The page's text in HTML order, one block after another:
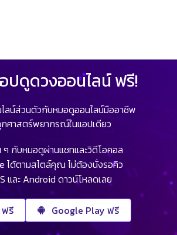
ปดูดวงออนไลน์ ฟรี!
ลน์ส่วนตัวกับหมอดูออนไลน์มืออาชีพ
ศาสตร์พยากรณ์ในแอปเดียว
กับหมอดูผ่านแชทและวิดีโอคอล
ได้ตามสไตล์คุณ ไม่ต้องนั่งรอคิว
และ Android ดาวน์โหลดเลย
ฟรี Google Play ฟรี